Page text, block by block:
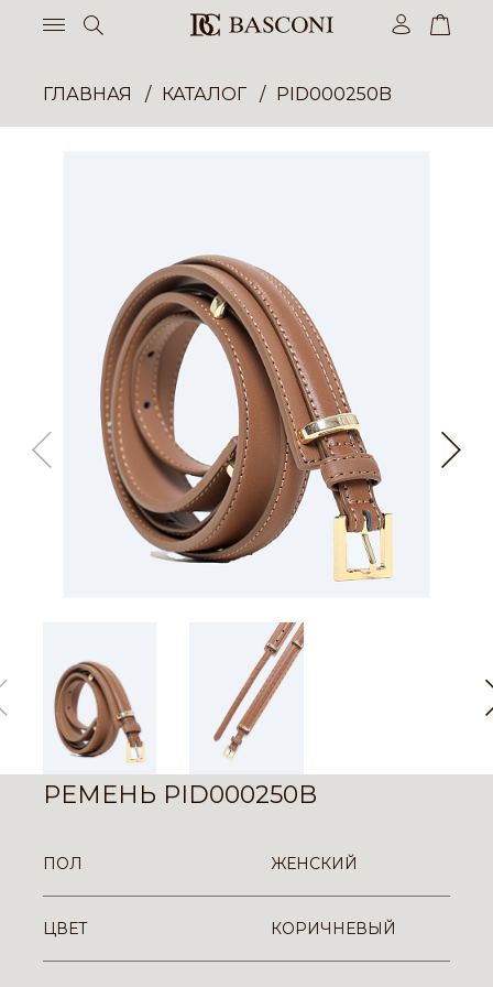
ГЛАВНАЯ КАТАЛОГ PID000250B
РЕМЕНЬ PID000250B
ПОЛ ЖЕНСКИЙ
ЦВЕТ КОРИЧНЕВЫЙ